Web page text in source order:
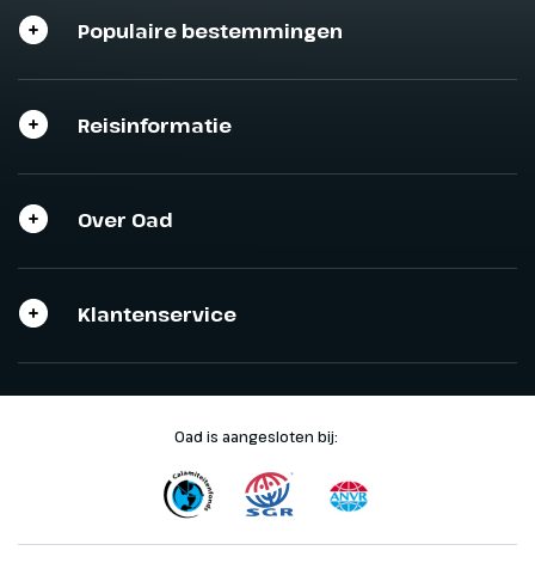
Populaire bestemmingen
Reisinformatie
Over Oad
Klantenservice
Oad is aangesloten bij: